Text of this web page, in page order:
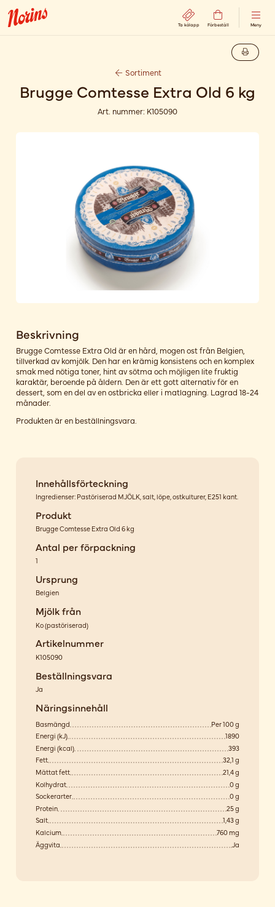
Ta kölapp Förbeställ Meny
Sortiment
Brugge Comtesse Extra Old 6 kg
Art. nummer: K105090
Beskrivning
Brugge Comtesse Extra Old är en hård, mogen ost från Belgien,
tillverkad av komjölk. Den har en krämig konsistens och en komplex
smak med nötiga toner, hint av sötma och möjligen lite fruktig
karaktär, beroende på åldern. Den är ett gott alternativ för en
dessert, som en del av en ostbricka eller i matlagning. Lagrad 18-24
månader.
Produkten är en beställningsvara.
Innehållsförteckning
Ingredienser: Pastöriserad MJÖLK, salt, löpe, ostkulturer, E251 kant.
Produkt
Brugge Comtesse Extra Old 6 kg
Antal per förpackning
1
Ursprung
Belgien
Mjölk från
Ko(pastöriserad)
Artikelnummer
K105090
Beställningsvara
Ja
Näringsinnehåll
Basmängd
Per 100 g
Energi (kJ)
1890
Energi (kcal)
393
Fett
32,1 g
Mättat fett
21,4 g
Kolhydrat
0 g
Sockerarter
0 g
Protein
25 g
Salt
1,43 g
Kalcium
760 mg
Äggvita
Ja